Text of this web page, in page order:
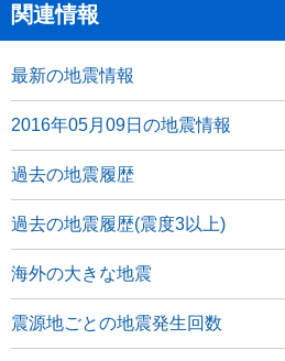
関連情報
最新の地震情報
2016年05月09日の地震情報
過去の地震履歴
過去の地震履歴(震度3以上)
海外の大きな地震
震源地ごとの地震発生回数